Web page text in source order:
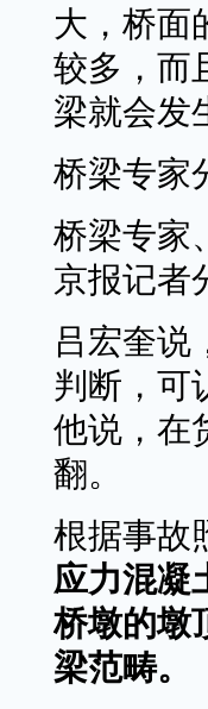
大，桥面
较多，而
梁就会发
桥梁专家
桥梁专家
京报记者
吕宏奎说
判断，可
他说，在
翻。
根据事故
应力混凝
桥墩的墩
梁范畴。